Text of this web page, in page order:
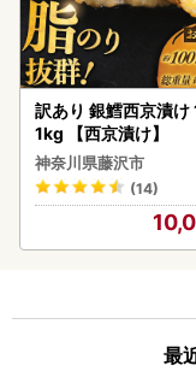
訳あり 銀鱈西京漬け
1kg 【西京漬け】
神奈川県藤沢市
(14)
最